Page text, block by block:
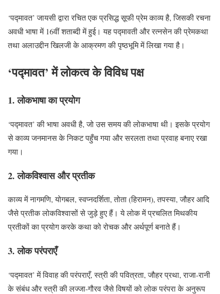
‘पद्मावत’ जायसी द्वारा रचित एक प्रसिद्ध सूफी प्रेम काव्य है, जिसकी रचना
अवधी भाषा में 16वीं शताब्दी में हुई। यह पद्मावती और रत्नसेन की प्रेमकथा
तथा अलाउद्दीन खिलजी के आक्रमण की पृष्ठभूमि में लिखा गया है।
‘पद्मावत’ में लोकत्व के विविध पक्ष
1. लोकभाषा का प्रयोग
‘पद्मावत’ की भाषा अवधी है, जो उस समय की लोकभाषा थी। इसके प्रयोग
से काव्य जनमानस के निकट पहुँच गया और सरलता तथा प्रवाह बनाए रखा
गया।
2. लोकविश्वास और प्रतीक
काव्य में नागमणि, योगबल, स्वप्नदर्शिता, तोता (हिरामन), तपस्या, जौहर आदि
जैसे प्रतीक लोकविश्वासों से जुड़े हुए हैं। ये लोक में प्रचलित मिथकीय
प्रतीकों का प्रयोग करके कथा को रोचक और अर्थपूर्ण बनाते हैं।
3. लोक परंपराएँ
‘पद्मावत’ में विवाह की परंपराएँ, स्त्री की पवित्रता, जौहर प्रथा, राजा-रानी
के संबंध और स्त्री की लज्जा-गौरव जैसे विषयों को लोक परंपरा के अनुरूप